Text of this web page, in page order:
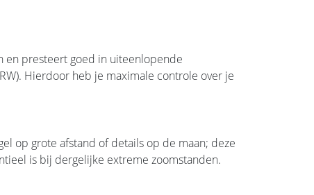
en presteert goed in uiteenlopende
Hierdoor heb je maximale controle over je
op grote afstand of details op de maan; deze
is bij dergelijke extreme zoomstanden.